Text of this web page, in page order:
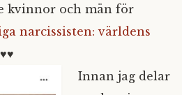
kvinnor och män för
narcissisten: världens
Innan jag delar